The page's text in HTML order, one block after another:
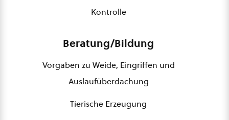
Kontrolle
Beratung/Bildung
Vorgaben zu Weide, Eingriffen und
Auslaufüberdachung
Tierische Erzeugung